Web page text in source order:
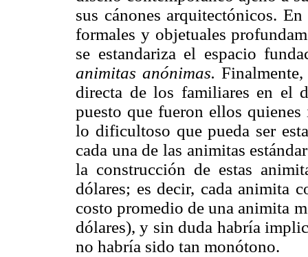
sus cánones arquitectónicos.
formales y objetuales
se estandariza el espacio
animitas anónimas.
directa de los familiares en el
puesto que fueron ellos
lo dificultoso que pueda ser
cada una de las animitas
la construcción de estas
dólares; es decir, cada animita
costo promedio de una animita
dólares), y sin duda habría
no habría sido tan monótono.